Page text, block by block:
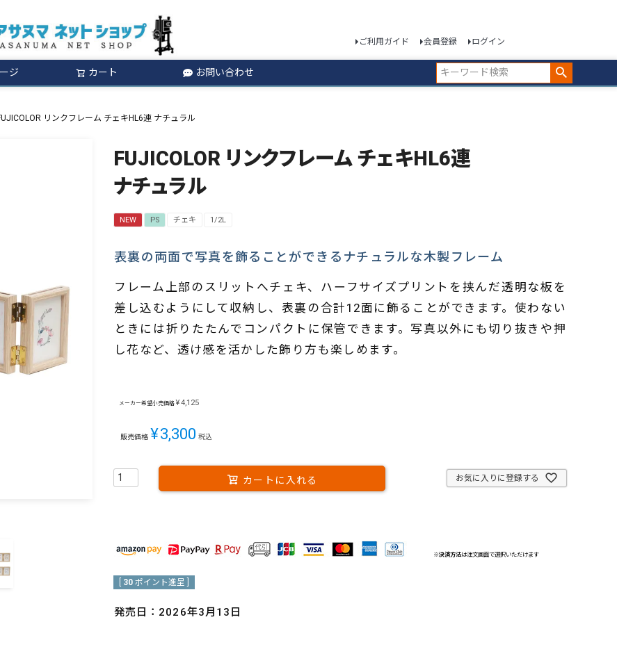
ご利用ガイド 会員登録 ログイン
ジ カート お問い合わせ
検索
リンクフレーム チェキHL6連 ナチュラル
FUJICOLOR リンクフレーム チェキHL6連
ナチュラル
NEW PS チェキ 1/2L
表裏の両面で写真を飾ることができるナチュラルな木製フレーム
フレーム上部のスリットへチェキ、ハーフサイズプリントを挟んだ透明な板を
差し込むようにして収納し、表裏の合計12面に飾ることができます。使わない
ときには折りたたんでコンパクトに保管できます。写真以外にも切り抜きや押
し花など、透け感を活かした飾り方も楽しめます。
メーカー希望小売価格 ¥4,125
販売価格 ¥3,300 税込
お気に入りに登録する
カートに入れる
※決済方法は注文画面で選択いただけます
30 ポイント進呈 ]
発売日：2026年3月13日